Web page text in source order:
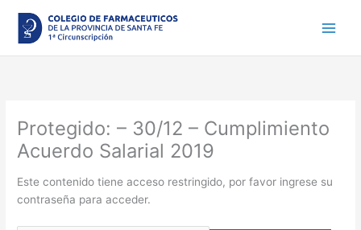
contenido
Protegido: – 30/12 – Cumplimiento
Acuerdo Salarial 2019
Este contenido tiene acceso restringido, por favor ingrese su
contraseña para acceder.